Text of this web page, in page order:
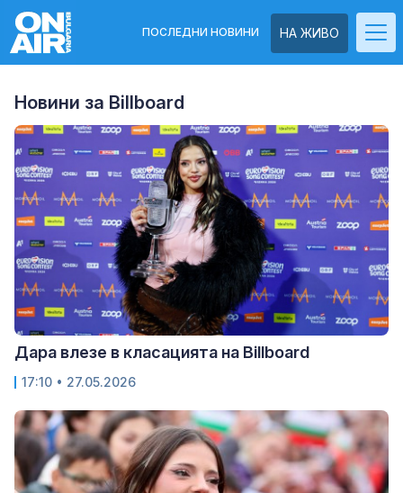
НА ЖИВО
ПОСЛЕДНИ НОВИНИ
Новини за Billboard
Дара влезе в класацията на Billboard
17:10 • 27.05.2026